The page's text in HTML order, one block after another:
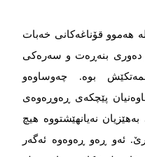
هەموو قۆناغەکانی خەبات
دەوری بنەڕەت و سەرەکی
بوە. چەوساوەو
پێچکەی ڕەوڕەوەی
نەیانهێشتووە هیچ
ئەو ڕەو ڕەوەوە ئەگەر